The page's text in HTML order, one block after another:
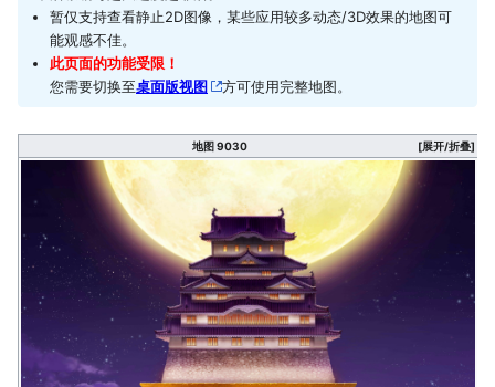
暂仅支持查看静止2D图像，某些应用较多动态/3D效果的地图可
能观感不佳。
此页面的功能受限！
您需要切换至桌面版视图 方可使用完整地图。
地图 9030 [展开/折叠]